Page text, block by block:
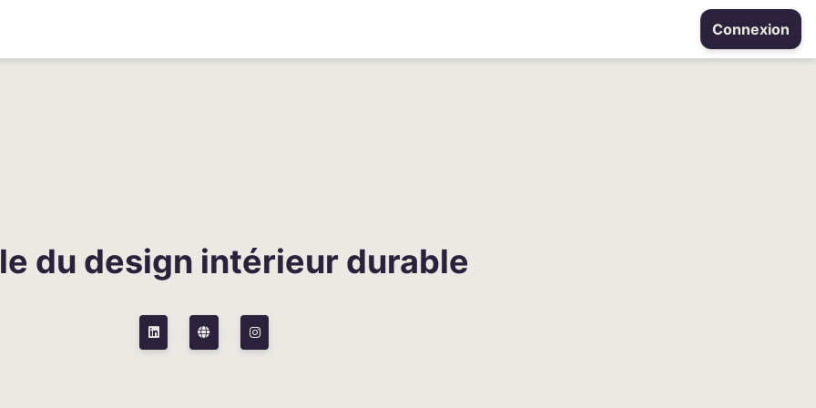
Connexion
du design intérieur durable